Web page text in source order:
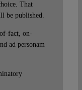
That
be published.
fact, on-
ad personam